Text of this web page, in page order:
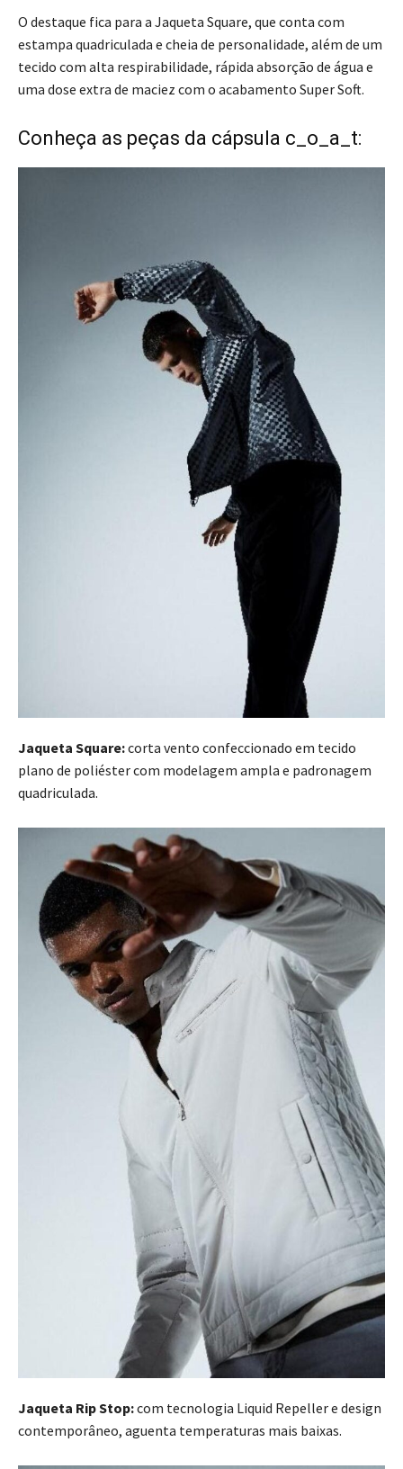
O destaque fica para a Jaqueta Square, que conta com
estampa quadriculada e cheia de personalidade, além de um
tecido com alta respirabilidade, rápida absorção de água e
uma dose extra de maciez com o acabamento Super Soft.
Conheça as peças da cápsula c_o_a_t:
Jaqueta Square:corta vento confeccionado em tecido
plano de poliéster com modelagem ampla e padronagem
quadriculada.
Jaqueta Rip Stop:com tecnologia Liquid Repeller e design
contemporâneo, aguenta temperaturas mais baixas.